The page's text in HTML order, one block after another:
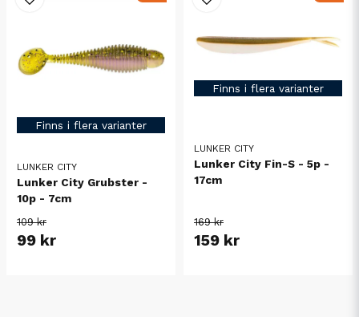
Finns i flera varianter
LUNKER CITY
Lunker City Grubster -
10p - 7cm
109 kr
99 kr
Finns i flera varianter
LUNKER CITY
Lunker City Fin-S - 5p -
17cm
169 kr
159 kr